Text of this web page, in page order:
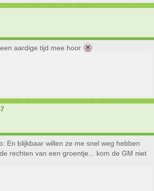
aardige tijd mee hoor
En blijkbaar willen ze me snel weg hebben
rechten van een groentje... kom de GM niet